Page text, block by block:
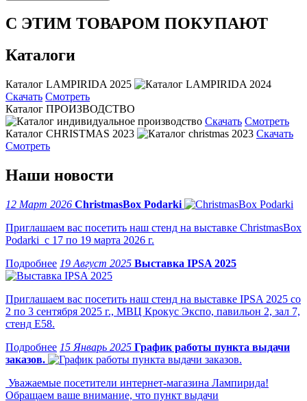
С ЭТИМ ТОВАРОМ ПОКУПАЮТ
Каталоги
Каталог LAMPIRIDA 2025
Скачать Смотреть
Каталог ПРОИЗВОДСТВО
Скачать Смотреть
Каталог CHRISTMAS 2023
Скачать
Смотреть
Наши новости
12 Март 2026 ChristmasBox Podarki
Приглашаем вас посетить наш стенд на выставке ChristmasBox
Podarki с 17 по 19 марта 2026 г.
19 Август 2025 Выставка IPSA 2025
Приглашаем вас посетить наш стенд на выставке IPSA 2025 со
2 по 3 сентября 2025 г., МВЦ Крокус Экспо, павильон 2, зал 7,
стенд Е58.
15 Январь 2025 График работы пункта выдачи
заказов.
Уважаемые посетители интернет-магазина Лампирида!
Обращаем ваше внимание, что пункт выдачи